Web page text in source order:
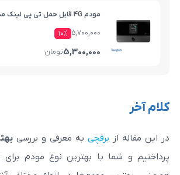
5,700,000 ۱۰%
تومان
به معرفی و بررسی بهترین مودم پرسرعت
بهترین نوع مودم برای اینترنت پرسرعت و